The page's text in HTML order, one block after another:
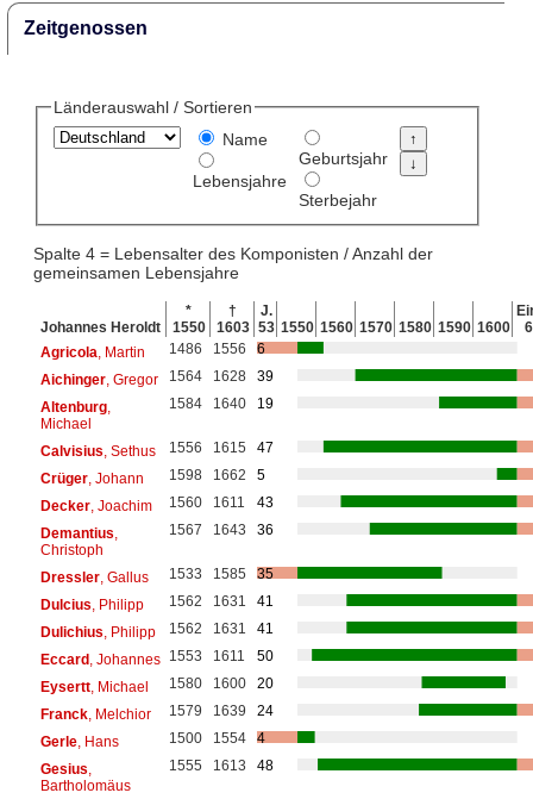
Zeitgenossen
Länderauswahl / Sortieren
Name
Lebensjahre
Geburtsjahr
Sterbejahr
Spalte 4 = Lebensalter des Komponisten / Anzahl der
gemeinsamen Lebensjahre
Johannes Heroldt
*
1550
†
1603
J.
53 1550 1560 1570 1580 1590 1600
Agricola , Martin 1486 1556
6
Aichinger, Gregor 1564 1628
39
Altenburg,
Michael
1584 1640 19
Calvisius , Sethus 1556 1615
47
Crüger, Johann 1598 1662
5
Decker, Joachim 1560 1611
43
Demantius
Christoph
1567 1643 36
Dressler, Gallus 1533 1585
35
Dulcius , Philipp 1562 1631
41
Dulichius , Philipp 1562 1631
41
Eccard, Johannes 1553 1611
50
Eysertt, Michael 1580 1600
20
Franck, Melchior 1579 1639
24
Gerle, Hans 1500 1554
4
Gesius
Bartholomäus
1555 1613 48